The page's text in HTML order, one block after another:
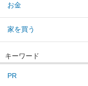
お金
家を買う
キーワード
PR